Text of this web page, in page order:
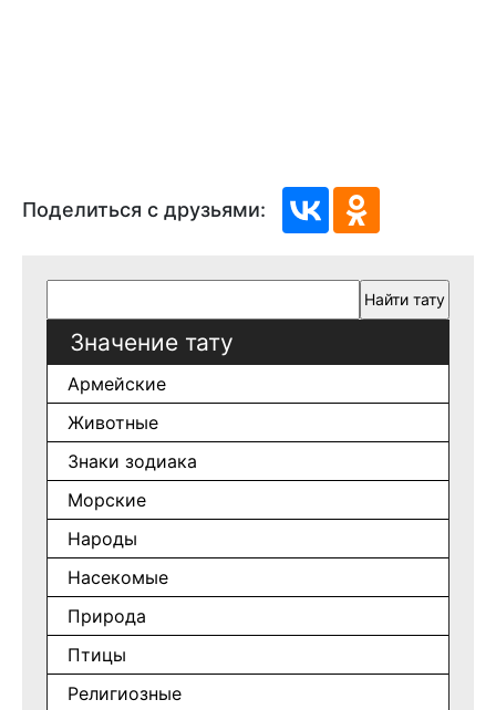
Поделиться с друзьями:
Значение тату
Армейские
Животные
Знаки зодиака
Морские
Народы
Насекомые
Природа
Птицы
Религиозные